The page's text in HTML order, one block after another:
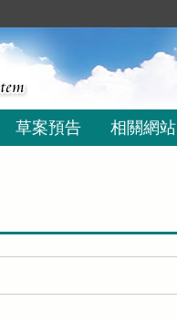
草案預告 相關網站